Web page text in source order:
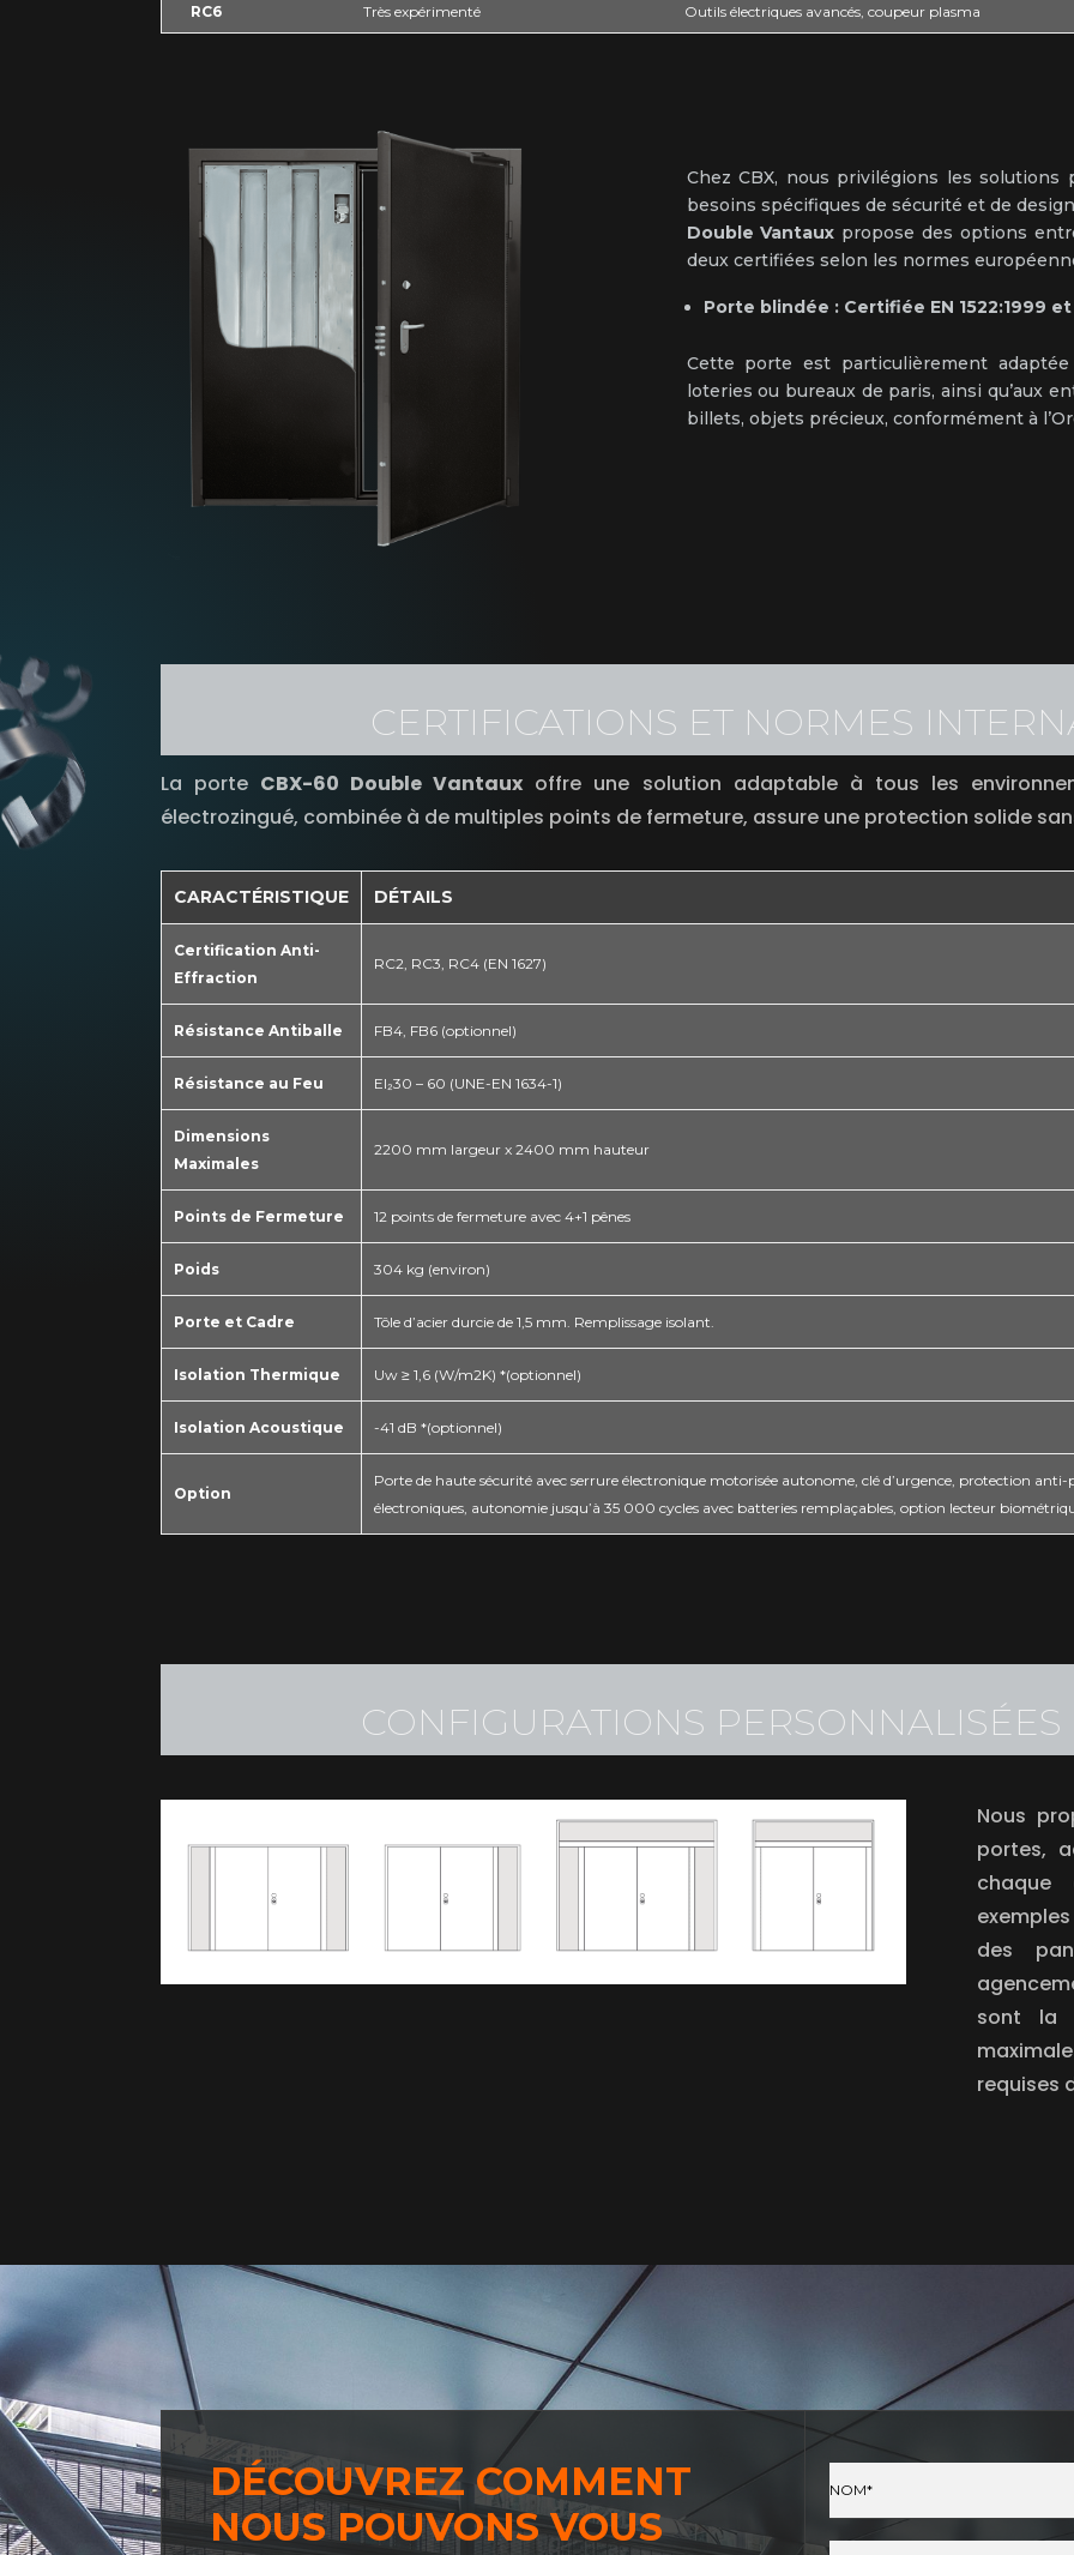
RC6 Très expérimenté Outils électriques avancés, coupeur plasma
Chez CBX, nous privilégions les solutions
besoins spécifiques de sécurité et de
Double Vantaux propose des options
deux certifiées selon les normes
Porte blindée : Certifiée EN 1522:1999 et
Cette porte est particulièrement
loteries ou bureaux de paris, ainsi qu’aux
billets, objets précieux, conformément à
CERTIFICATIONS ET NORMES
La porte CBX-60 Double Vantaux offre une solution adaptable à tous les
électrozingué, combinée à de multiples points de fermeture, assure une protection solide
CARACTÉRISTIQUE DÉTAILS
Certification Anti-
Effraction
RC2, RC3, RC4 (EN 1627)
Résistance Antiballe FB4, FB6 (optionnel)
Résistance au Feu El₂30 – 60 (UNE-EN 1634-1)
Dimensions
Maximales
2200 mm largeur x 2400 mm hauteur
Points de Fermeture 12 points de fermeture avec 4+1 pênes
Poids 304 kg (environ)
Porte et Cadre Tôle d’acier durcie de 1,5 mm. Remplissage isolant.
Isolation Thermique Uw ≥ 1,6 (W/m2K) *(optionnel)
Isolation Acoustique -41 dB *(optionnel)
Option
Porte de haute sécurité avec serrure électronique motorisée autonome, clé d’urgence, protection
électroniques, autonomie jusqu’à 35 000 cycles avec batteries remplaçables, option lecteur
CONFIGURATIONS PERSONNALISÉES
Nous
portes,
chaque
des
sont la
requises
DÉCOUVREZ COMMENT
NOUS POUVONS VOUS